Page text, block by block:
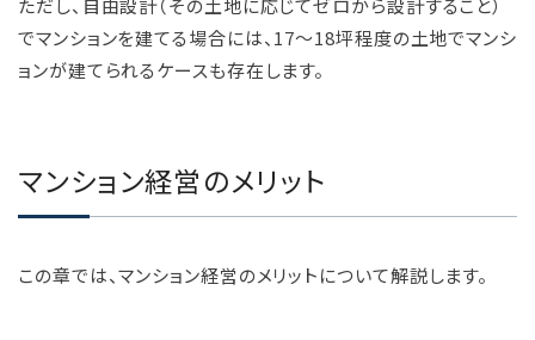
でマンションを建てる場合には、17～18坪程度の土地でマンシ
ョンが建てられるケースも存在します。
マンション経営のメリット
この章では、マンション経営のメリットについて解説します。